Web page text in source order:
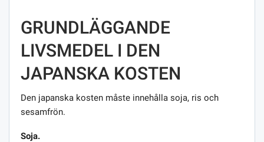
GRUNDLÄGGANDE
LIVSMEDEL I DEN
JAPANSKA KOSTEN
Den japanska kosten måste innehålla soja, ris och
sesamfrön.
Soja.